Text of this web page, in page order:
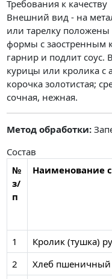
Требования к качеству
Внешний вид - на
или тарелку
формы с заостренным
гарнир и подлит соус.
курицы или кролика с
корочка золотистая;
сочная, нежная.
Метод обработки:
Состав
№
з/
п
Наименование
1
Кролик (тушка)
2
Хлеб пшеничный